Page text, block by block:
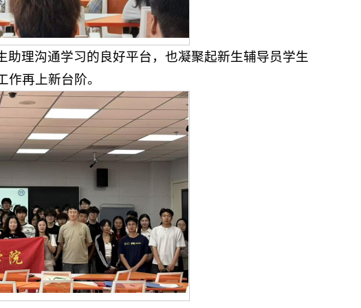
理沟通学习的良好平台，也凝聚起新生辅导员学生
再上新台阶。